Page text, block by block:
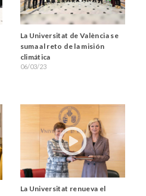
La Universitat de València se
suma al reto de la misión
climática
06/03/23
La Universitat renueva el